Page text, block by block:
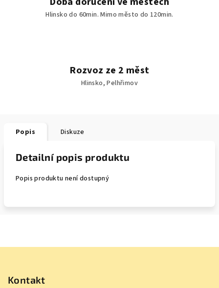
Hlinsko do 60min. Mimo město do 120min.
Rozvoz ze 2 měst
Hlinsko, Pelhřimov
Popis Diskuze
Detailní popis produktu
Popis produktu není dostupný
Kontakt